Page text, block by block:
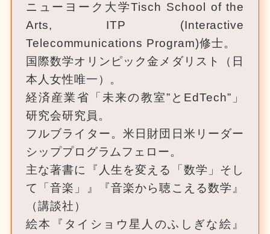
ニューヨーク大学Tisch School of the
Arts, ITP (Interactive
Telecommunications Program)修士。
国際数学オリンピック金メダリスト（日
本人女性唯一）。
経済産業省「未来の教室”とEdTech”」
研究会研究員。
フルブライター。米日財団日米リーダー
シッププログラムフェロー。
主な著書に『人生を変える「数学」そし
て「音楽」』『音楽から聴こえる数学』
（講談社）
絵本『タイショウ星人のふしぎな絵』